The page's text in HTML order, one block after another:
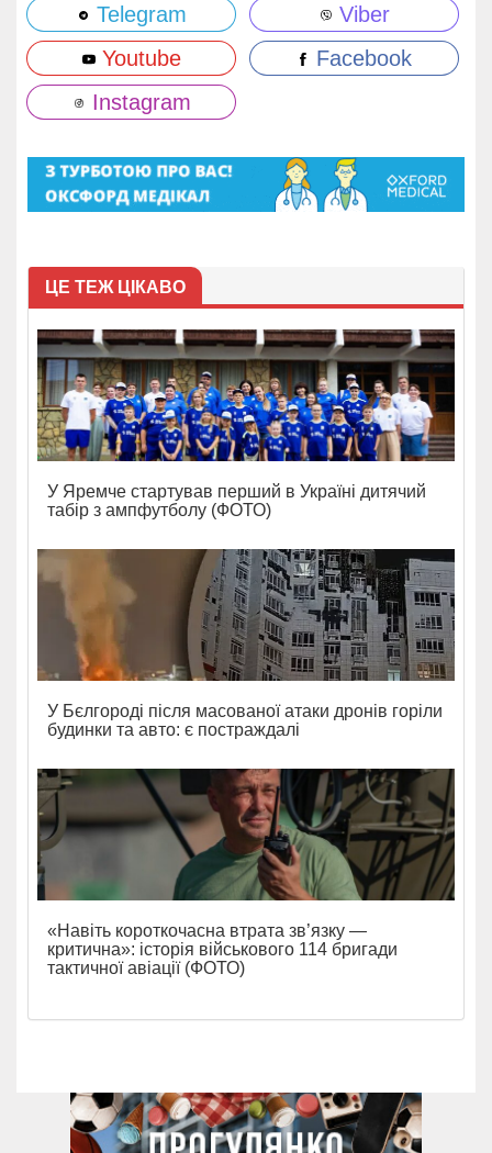
Telegram
Viber
Youtube
Facebook
Instagram
ЦЕ ТЕЖ ЦІКАВО
У Яремче стартував перший в Україні дитячий
табір з ампфутболу (ФОТО)
У Бєлгороді після масованої атаки дронів горіли
будинки та авто: є постраждалі
«Навіть короткочасна втрата зв’язку —
критична»: історія військового 114 бригади
тактичної авіації (ФОТО)